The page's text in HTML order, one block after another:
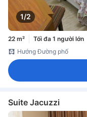
1/2
22 m² Tối đa 1 người lớn
Hướng Đường phố
Suite Jacuzzi